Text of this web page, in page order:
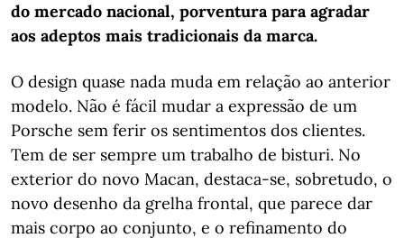
do mercado nacional, porventura para agradar
aos adeptos mais tradicionais da marca.
O design quase nada muda em relação ao anterior
modelo. Não é fácil mudar a expressão de um
Porsche sem ferir os sentimentos dos clientes.
Tem de ser sempre um trabalho de bisturi. No
exterior do novo Macan, destaca-se, sobretudo, o
novo desenho da grelha frontal, que parece dar
mais corpo ao conjunto, e o refinamento do